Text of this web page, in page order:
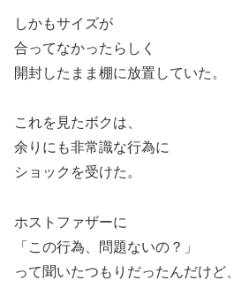
しかもサイズが
合ってなかったらしく
開封したまま棚に放置していた。
これを見たボクは、
余りにも非常識な行為に
ショックを受けた。
ホストファザーに
「この行為、問題ないの？」
って聞いたつもりだったんだけど、